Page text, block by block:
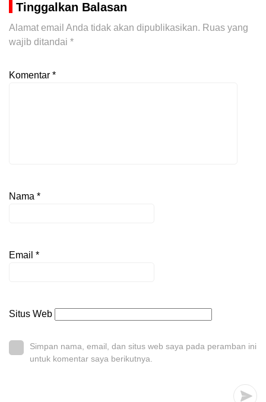
Tinggalkan Balasan
Alamat email Anda tidak akan dipublikasikan. Ruas yang
wajib ditandai *
Komentar *
Nama *
Email *
Situs Web
Simpan nama, email, dan situs web saya pada peramban ini
untuk komentar saya berikutnya.